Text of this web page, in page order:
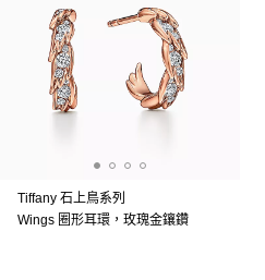
Tiffany 石上鳥系列
Wings 圈形耳環，玫瑰金鑲鑽